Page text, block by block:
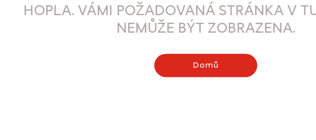
HOPLA. VÁMI POŽADOVANÁ STRÁNKA V
NEMŮŽE BÝT ZOBRAZENA.
Domů